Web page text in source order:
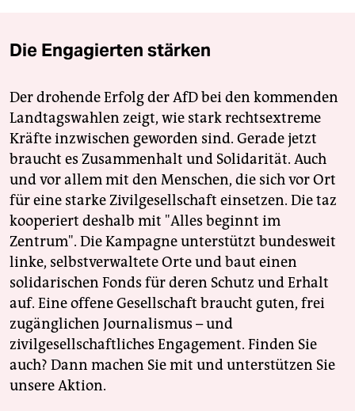
Die Engagierten stärken
Der drohende Erfolg der AfD bei den kommenden
Landtagswahlen zeigt, wie stark rechtsextreme
Kräfte inzwischen geworden sind. Gerade jetzt
braucht es Zusammenhalt und Solidarität. Auch
und vor allem mit den Menschen, die sich vor Ort
für eine starke Zivilgesellschaft einsetzen. Die taz
kooperiert deshalb mit "Alles beginnt im
Zentrum". Die Kampagne unterstützt bundesweit
linke, selbstverwaltete Orte und baut einen
solidarischen Fonds für deren Schutz und Erhalt
auf. Eine offene Gesellschaft braucht guten, frei
zugänglichen Journalismus – und
zivilgesellschaftliches Engagement. Finden Sie
auch? Dann machen Sie mit und unterstützen Sie
unsere Aktion.